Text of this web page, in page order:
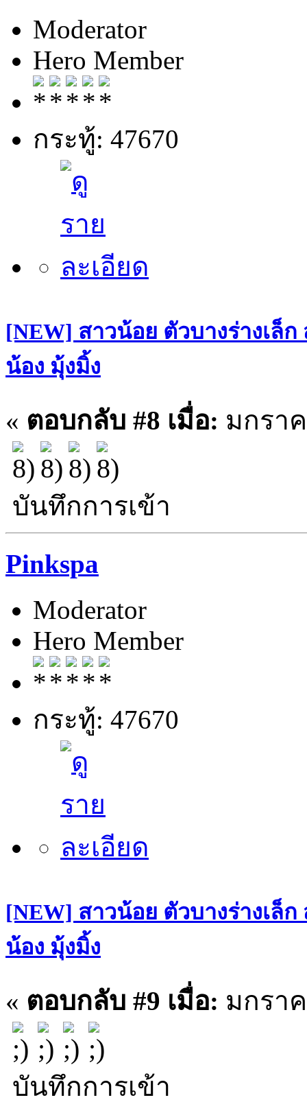
Moderator
Hero Member
กระทู้: 47670
[NEW] สาวน้อย ตัวบางร่างเล็
น้อง มุ้งมิ้ง
« ตอบกลับ #8 เมื่อ: มกราค
บันทึกการเข้า
Pinkspa
Moderator
Hero Member
กระทู้: 47670
[NEW] สาวน้อย ตัวบางร่างเล็
น้อง มุ้งมิ้ง
« ตอบกลับ #9 เมื่อ: มกราค
บันทึกการเข้า